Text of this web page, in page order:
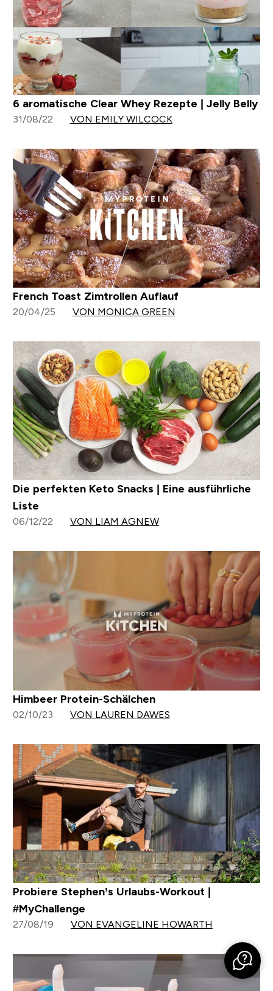
6 aromatische Clear Whey Rezepte | Jelly Belly
31/08/22 VON EMILY WILCOCK
French Toast Zimtrollen Auflauf
20/04/25 VON MONICA GREEN
Die perfekten Keto Snacks | Eine ausführliche
Liste
06/12/22 VON LIAM AGNEW
Himbeer Protein-Schälchen
02/10/23 VON LAUREN DAWES
Probiere Stephen’s Urlaubs-Workout |
#MyChallenge
27/08/19 VON EVANGELINE HOWARTH